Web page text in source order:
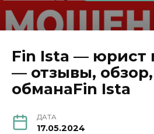
Fin Ista —
— отзывы,
обманаFin Ista
ДАТА
17.05.2024